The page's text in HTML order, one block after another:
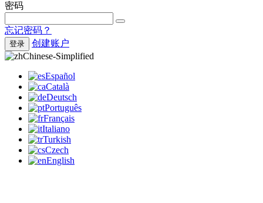
密码
忘记密码？
登录
创建账户
Chinese-Simplified
Español
Català
Deutsch
Português
Français
Italiano
Turkish
Czech
English